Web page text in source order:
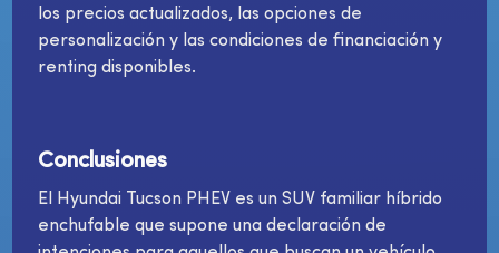
los precios actualizados, las opciones de
personalización y las condiciones de financiación y
renting disponibles.
Conclusiones
El Hyundai Tucson PHEV es un SUV familiar híbrido
enchufable que supone una declaración de